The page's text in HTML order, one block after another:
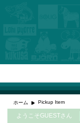
ホーム Pickup Item
ようこそGUESTさん